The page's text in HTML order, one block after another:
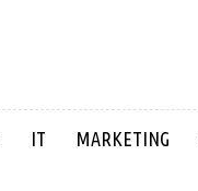
IT MARKETING